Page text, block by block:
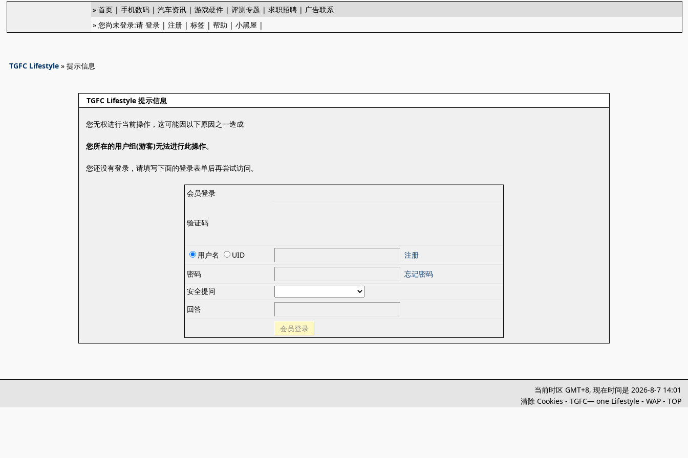
»首页 |手机数码 |汽车资讯 |游戏硬件 |评测专题 |求职招聘 | 广告联系
» 您尚未登录:请登录 |注册 |标签 |帮助 |小黑屋 |
TGFC Lifestyle » 提示信息
TGFC Lifestyle 提示信息
您无权进行当前操作，这可能因以下原因之一造成
您所在的用户组(游客)无法进行此操作。
您还没有登录，请填写下面的登录表单后再尝试访问。
会员登录
验证码
用户名 UID
注册
密码
忘记密码
安全提问
回答
会员登录
当前时区 GMT+8, 现在时间是 2026-8-7 14:01
清除 Cookies - TGFC— one Lifestyle- WAP- TOP